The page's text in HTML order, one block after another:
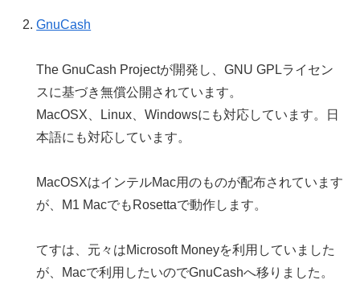
GnuCash
The GnuCash Projectが開発し、GNU GPLライセン
スに基づき無償公開されています。
MacOSX、Linux、Windowsにも対応しています。日
本語にも対応しています。
MacOSXはインテルMac用のものが配布されています
が、M1 MacでもRosettaで動作します。
てすは、元々はMicrosoft Moneyを利用していました
が、Macで利用したいのでGnuCashへ移りました。